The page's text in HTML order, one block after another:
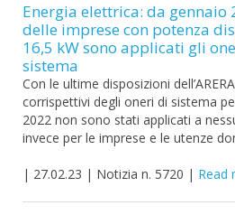
Energia elettrica: da gennaio
delle imprese con potenza
16,5 kW sono applicati gli
sistema
Con le ultime disposizioni
corrispettivi degli oneri di sistema
2022 non sono stati applicati a
invece per le imprese e le utenze
| 27.02.23 | Notizia n. 5720 | Read